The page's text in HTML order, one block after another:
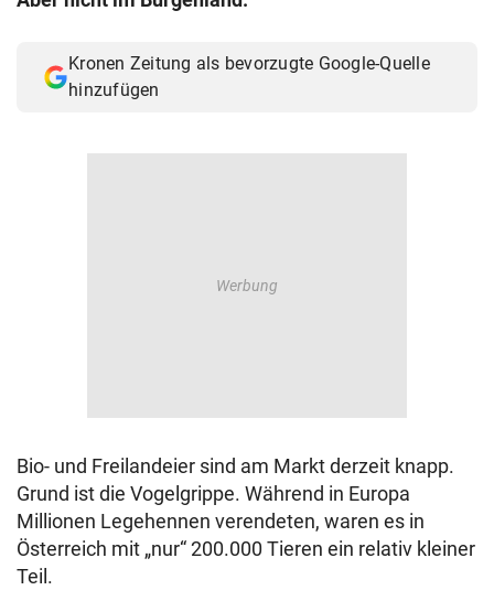
Kronen Zeitung als bevorzugte Google-Quelle
hinzufügen
Bio- und Freilandeier sind am Markt derzeit knapp.
Grund ist die Vogelgrippe. Während in Europa
Millionen Legehennen verendeten, waren es in
Österreich mit „nur“ 200.000 Tieren ein relativ kleiner
Teil.